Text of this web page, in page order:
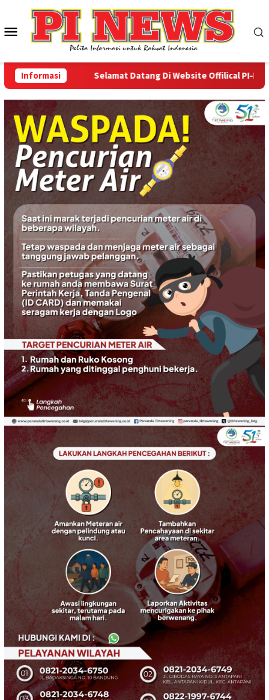
konten
Menu
Mobile
Informasi Selamat Datang Di Website Offilical PI-News